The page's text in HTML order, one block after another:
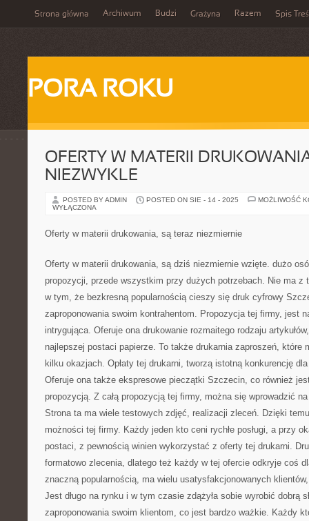
Strona główna Archiwum Budzi Grażyna Razem Spis
PORA ROKU
OFERTY W MATERII
NIEZWYKLE
POSTED BY ADMIN POSTED ON SIE - 14 - 2025
MOŻLIWOŚĆ
WYŁĄCZONA
Oferty w materii drukowania, są teraz niezmiernie
Oferty w materii drukowania, są dziś niezmiernie wzięte. dużo
propozycji, przede wszystkim przy dużych potrzebach. Nie ma z
w tym, że bezkresną popularnością cieszy się druk cyfrowy
zaproponowania swoim kontrahentom. Propozycja tej firmy, jest
intrygująca. Oferuje ona drukowanie rozmaitego rodzaju
najlepszej postaci papierze. To także drukarnia zaproszeń, które
kilku okazjach. Opłaty tej drukarni, tworzą istotną konkurencję
Oferuje ona także ekspresowe pieczątki Szczecin, co również
propozycją. Z całą propozycją tej firmy, można się wprowadzić
Strona ta ma wiele testowych zdjęć, realizacji zleceń. Dzięki
możności tej firmy. Każdy jeden kto ceni rychłe posługi, a przy
postaci, z pewnością winien wykorzystać z oferty tej drukarni.
formatowo zlecenia, dlatego też każdy w tej ofercie odkryje coś
znaczną popularnością, ma wielu usatysfakcjonowanych
Jest długo na rynku i w tym czasie zdążyła sobie wyrobić dobrą
zaproponowania swoim klientom, co jest bardzo ważkie. Każdy